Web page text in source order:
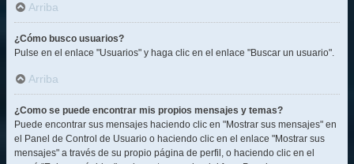
Arriba
¿Cómo busco usuarios?
Pulse en el enlace "Usuarios" y haga clic en el enlace "Buscar un usuario".
Arriba
¿Como se puede encontrar mis propios mensajes y temas?
Puede encontrar sus mensajes haciendo clic en "Mostrar sus mensajes" en
el Panel de Control de Usuario o haciendo clic en el enlace "Mostrar sus
mensajes" a través de su propio página de perfil, o haciendo clic en el